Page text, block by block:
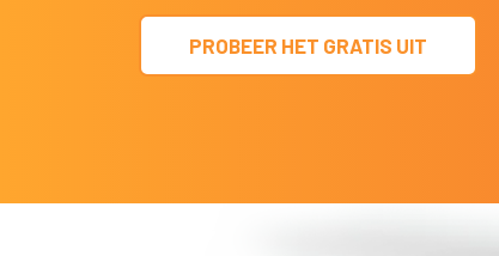
PROBEER HET GRATIS UIT